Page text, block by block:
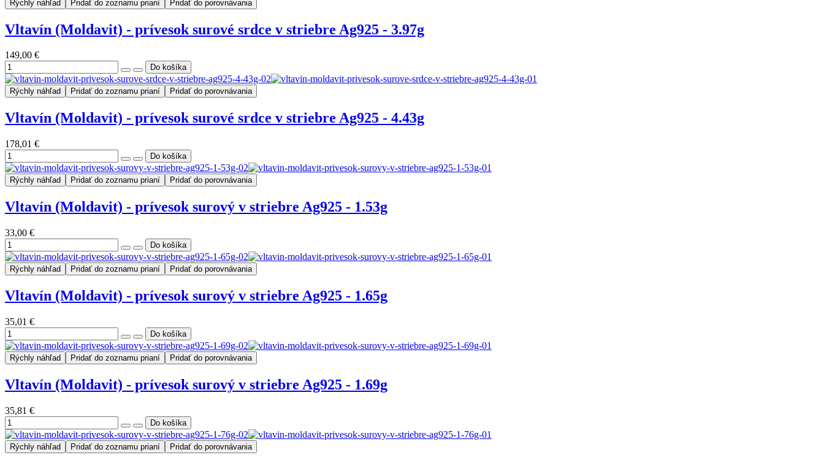
Rýchly náhľad Pridať do zoznamu prianí Pridať do porovnávania
Vltavín (Moldavit) - prívesok surové srdce v striebre Ag925 - 3.97g
149,00 €
Rýchly náhľad Pridať do zoznamu prianí Pridať do porovnávania
Vltavín (Moldavit) - prívesok surové srdce v striebre Ag925 - 4.43g
178,01 €
Rýchly náhľad Pridať do zoznamu prianí Pridať do porovnávania
Vltavín (Moldavit) - prívesok surový v striebre Ag925 - 1.53g
33,00 €
Rýchly náhľad Pridať do zoznamu prianí Pridať do porovnávania
Vltavín (Moldavit) - prívesok surový v striebre Ag925 - 1.65g
35,01 €
Rýchly náhľad Pridať do zoznamu prianí Pridať do porovnávania
Vltavín (Moldavit) - prívesok surový v striebre Ag925 - 1.69g
35,81 €
Rýchly náhľad Pridať do zoznamu prianí Pridať do porovnávania